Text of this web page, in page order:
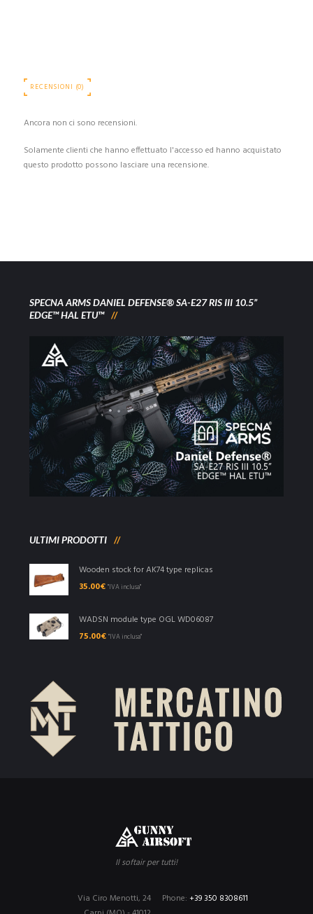
RECENSIONI (0)
Ancora non ci sono recensioni.
Solamente clienti che hanno effettuato l'accesso ed hanno acquistato
questo prodotto possono lasciare una recensione.
SPECNA ARMS DANIEL DEFENSE® SA-E27 RIS III 10.5”
EDGE™ HAL ETU™
ULTIMI PRODOTTI
Wooden stock for AK74 type replicas
35.00€ "IVA inclusa"
WADSN module type OGL WD06087
75.00€ "IVA inclusa"
Il softair per tutti!
Phone: +39 350 8308611
Via Ciro Menotti, 24